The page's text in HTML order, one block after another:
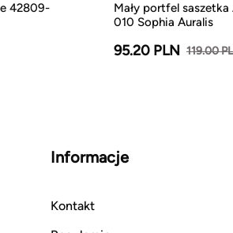
42809-
Mały portfel
010 Sophia Auralis
95.20 PLN 119.00
Informacje
Kontakt